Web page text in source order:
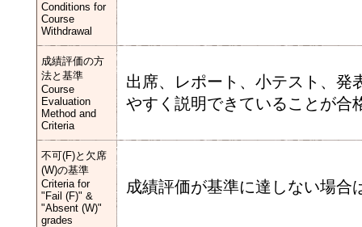
Conditions for
Course
Withdrawal
成績評価の方
法と基準
Course
Evaluation
Method and
Criteria
出席、レポート、小テスト、発
やすく説明できていることが合
不可(F)と欠席
(W)の基準
Criteria for
"Fail (F)" &
"Absent (W)"
grades
成績評価が基準に達しない場合